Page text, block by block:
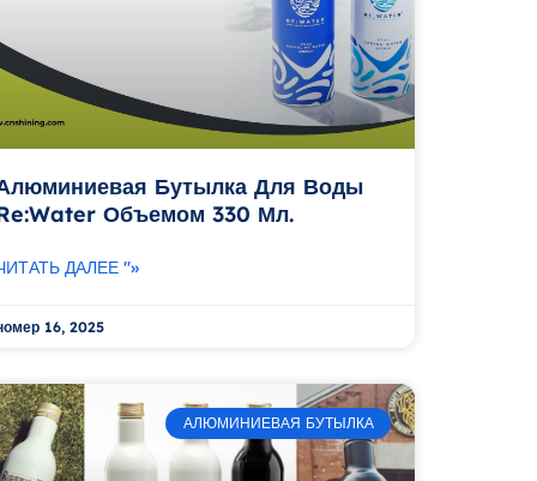
Бутылка Для Воды
Объемом 330 Мл.
ДАЛЕЕ "»
16, 2025
АЛЮМИНИЕВАЯ БУТЫЛКА